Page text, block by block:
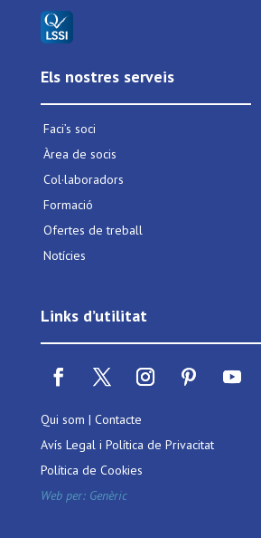
Els nostres serveis
Faci’s soci
Àrea de socis
Col·laboradors
Formació
Ofertes de treball
Notícies
Links d’utilitat
Qui som | Contacte
Avís Legal i Política de Privacitat
Política de Cookies
Web per: Genèric